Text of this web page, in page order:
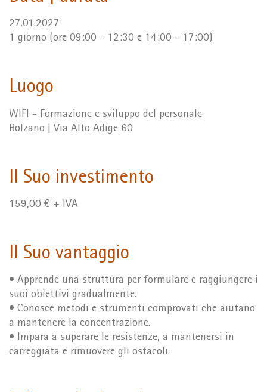
27.01.2027
1 giorno (ore 09:00 - 12:30 e 14:00 - 17:00)
Luogo
WIFI - Formazione e sviluppo del personale
Bolzano | Via Alto Adige 60
Il Suo investimento
159,00 € + IVA
Il Suo vantaggio
• Apprende una struttura per formulare e raggiungere i
suoi obiettivi gradualmente.
• Conosce metodi e strumenti comprovati che aiutano
a mantenere la concentrazione.
• Impara a superare le resistenze, a mantenersi in
carreggiata e rimuovere gli ostacoli.